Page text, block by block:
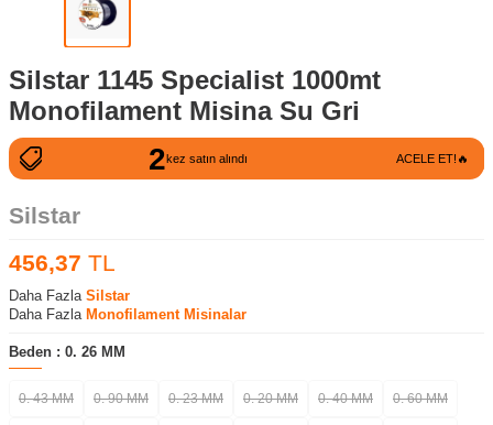
Silstar 1145 Specialist 1000mt
Monofilament Misina Su Gri
2kez satın alındı
133kez görüntülendi ACELE ET!🔥
Silstar
456,37 TL
Daha Fazla Silstar
Daha Fazla Monofilament Misinalar
Beden : 0. 26 MM
0. 43 MM 0. 90 MM 0. 23 MM 0. 20 MM 0. 40 MM 0. 60 MM